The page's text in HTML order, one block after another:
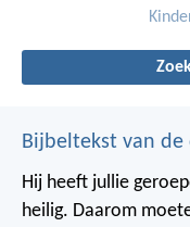
Bijbeltekst van de
Hij heeft jullie
heilig. Daarom